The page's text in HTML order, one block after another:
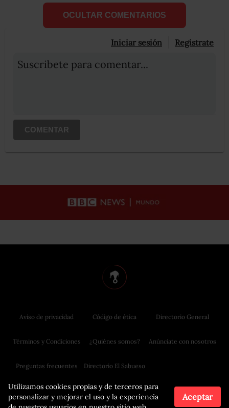
OCULTAR COMENTARIOS
Iniciar sesión Registrate
Suscribete para comentar...
COMENTAR
Utilizamos cookies propias y de terceros para
personalizar y mejorar el uso y la experiencia
Aceptar
Aviso de privacidad
Términos y Condiciones
Preguntas frecuentes
Código de ética
¿Quiénes somos?
Directorio El Sabueso
Directorio General
Anúnciate con nosotros